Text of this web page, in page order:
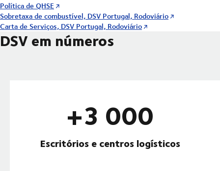
Política de QHSE
Sobretaxa de combustível, DSV Portugal, Rodoviário
Carta de Serviços, DSV Portugal, Rodoviário
DSV em números
+3 000
Escritórios e centros logísticos